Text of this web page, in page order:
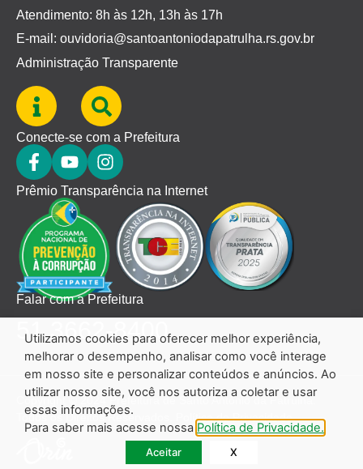
Atendimento: 8h às 12h, 13h às 17h
E-mail: ouvidoria@santoantoniodapatrulha.rs.gov.br
Administração Transparente
Conecte-se com a Prefeitura
Prêmio Transparência na Internet
Falar com a Prefeitura
51 3662-8400
Copyright © 2024 Prefeitura de Santo Antônio da Patrulha.
Todos os Direitos Reservados.
Política de Privacidade.
Utilizamos cookies para oferecer melhor experiência,
melhorar o desempenho, analisar como você interage
em nosso site e personalizar conteúdos e anúncios. Ao
utilizar nosso site, você nos autoriza a coletar e usar
essas informações.
Para saber mais acesse nossa Política de Privacidade.
Aceitar X